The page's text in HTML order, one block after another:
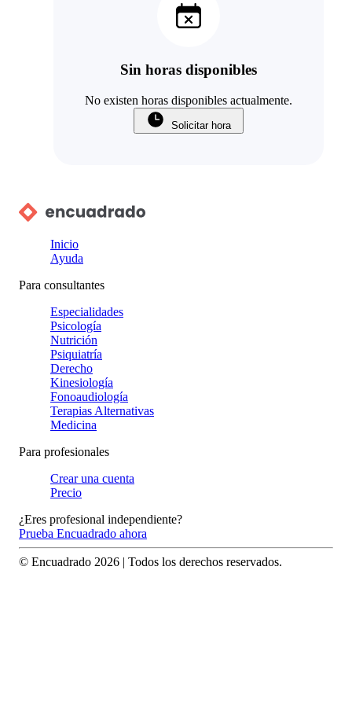
Sin horas disponibles
No existen horas disponibles actualmente.
Solicitar hora
Inicio
Ayuda
Para consultantes
Especialidades
Psicología
Nutrición
Psiquiatría
Derecho
Kinesiología
Fonoaudiología
Terapias Alternativas
Medicina
Para profesionales
Crear una cuenta
Precio
¿Eres profesional independiente?
Prueba Encuadrado ahora
© Encuadrado 2026 | Todos los derechos reservados.